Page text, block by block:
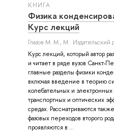
КНИГА
Физика
Курс лекций
Глазов М. М., М.:
Курс лекций, который автор
и читает в ряде вузов Санкт-
главные разделы физики
включая введение в теорию
колебательных и
транспортных и оптических
средах. Рассматриваются
фазовых переходов второго
проявляются в ...